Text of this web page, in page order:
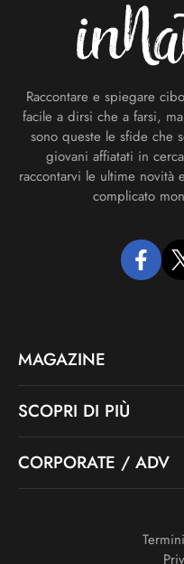
Raccontare e spiegare
facile a dirsi che a farsi,
sono queste le sfide che
giovani affiatati in
raccontarvi le ultime
complicato
MAGAZINE
SCOPRI DI PIÙ
CORPORATE / ADV